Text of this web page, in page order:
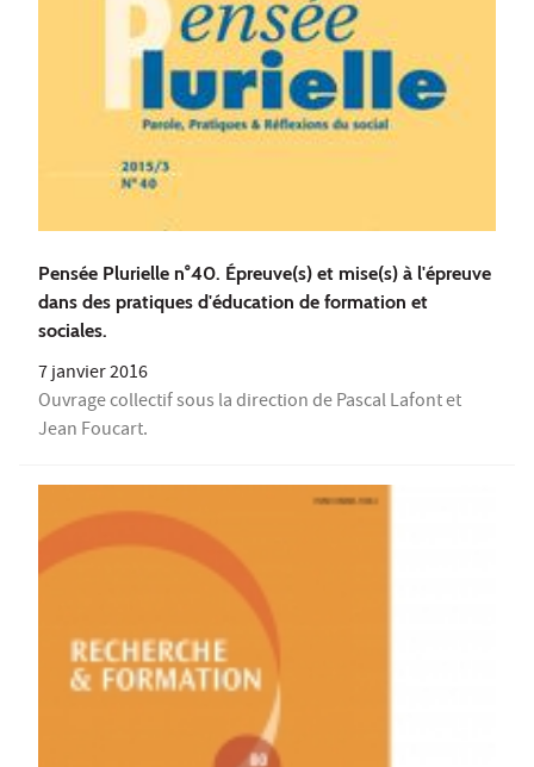
Pensée Plurielle n°40. Épreuve(s) et mise(s) à l'épreuve
dans des pratiques d'éducation de formation et
sociales.
7 janvier 2016
Ouvrage collectif sous la direction de Pascal Lafont et
Jean Foucart.